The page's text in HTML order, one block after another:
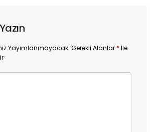
Yayımlanmayacak. Gerekli Alanlar * Ile